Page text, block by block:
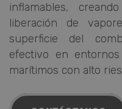
inflamables,
liberación de
superficie del
efectivo en
marítimos con alto